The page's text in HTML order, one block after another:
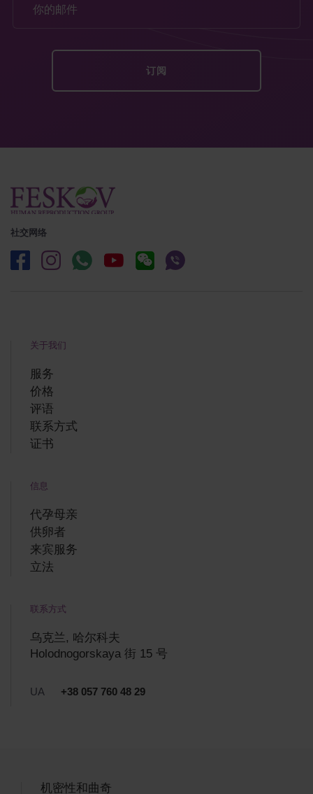
社交网络
关于我们
服务
价格
评语
联系方式
证书
信息
代孕母亲
供卵者
来宾服务
立法
联系方式
乌克兰, 哈尔科夫
Holodnogorskaya 街 15 号
UA +38 057 760 48 29
机密性和曲奇